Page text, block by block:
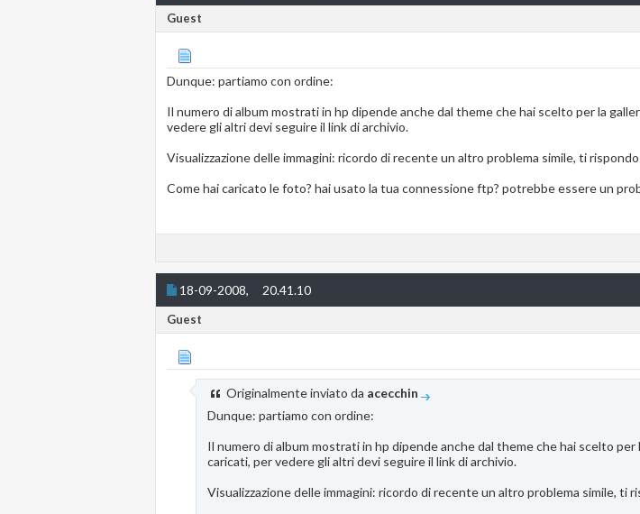
Guest
Dunque: partiamo con ordine:
Il numero di album mostrati in hp dipende anche dal theme che hai scelto per la
vedere gli altri devi seguire il link di archivio.
Visualizzazione delle immagini: ricordo di recente un altro problema simile, ti
Come hai caricato le foto? hai usato la tua connessione ftp? potrebbe essere un
18-09-2008, 20.41.10
Guest
Originalmente inviato da acecchin
Dunque: partiamo con ordine:
Il numero di album mostrati in hp dipende anche dal theme che hai scelto per
caricati, per vedere gli altri devi seguire il link di archivio.
Visualizzazione delle immagini: ricordo di recente un altro problema simile, ti